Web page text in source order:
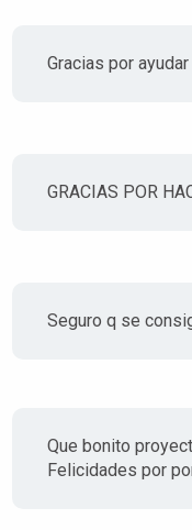
Gracias por
GRACIAS POR
Seguro q se
Que bonito
Felicidades por